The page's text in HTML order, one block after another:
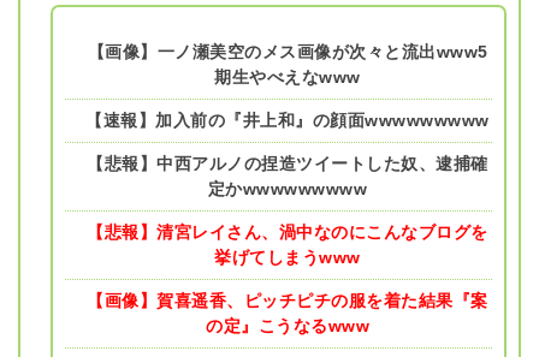
【画像】一ノ瀬美空のメス画像が次々と流出www5
期生やべえなwww
【速報】加入前の『井上和』の顔面wwwwwwwww
【悲報】中西アルノの捏造ツイートした奴、逮捕確
定かwwwwwwwww
【悲報】清宮レイさん、渦中なのにこんなブログを
挙げてしまうwww
【画像】賀喜遥香、ピッチピチの服を着た結果『案
の定』こうなるwww